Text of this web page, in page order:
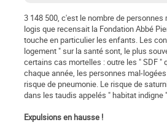
3 148 500, c'est le nombre de personnes
logis que recensait la Fondation Abbé
touche en particulier les enfants. Les
logement " sur la santé sont, le plus
certains cas mortelles : outre les " SDF "
chaque année, les personnes mal-
risque de pneumonie. Le risque de
dans les taudis appelés " habitat indigne "
Expulsions en hausse !